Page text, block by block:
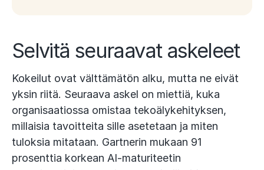
Selvitä seuraavat askeleet
Kokeilut ovat välttämätön alku, mutta ne eivät
yksin riitä. Seuraava askel on miettiä, kuka
organisaatiossa omistaa tekoälykehityksen,
millaisia tavoitteita sille asetetaan ja miten
tuloksia mitataan. Gartnerin mukaan 91
prosenttia korkean AI-maturiteetin